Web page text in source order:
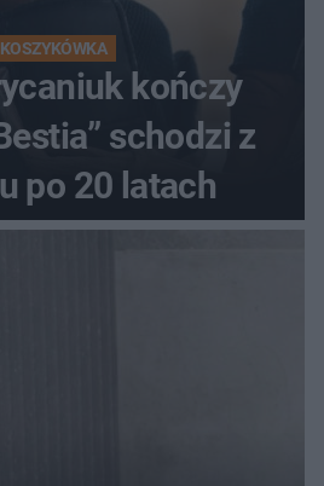
KOSZYKÓWKA
kończy
schodzi z
po 20 latach